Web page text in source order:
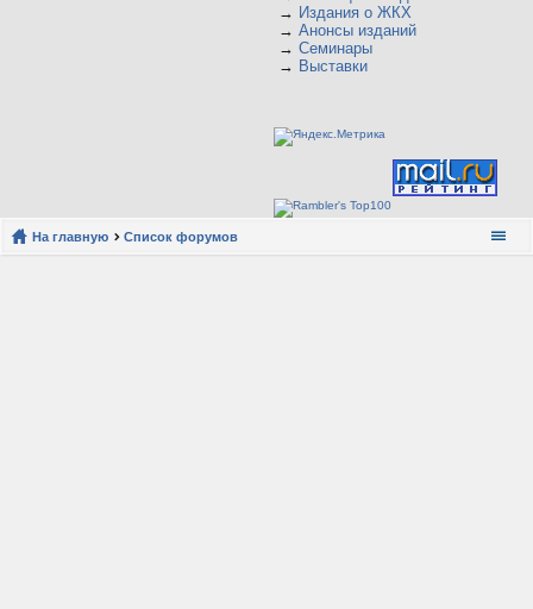
→ Издания о ЖКХ
→ Анонсы изданий
→ Семинары
→ Выставки
На главную Список форумов